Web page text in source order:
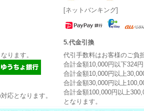
[ネットバンキング]
ります。
応となります。
5.代金引換
代引手数料はお客様のご負
合計金額10,000円以下324円
合計金額10,000円以上
合計金額30,000円以上
合計金額100,000円以上
となります。